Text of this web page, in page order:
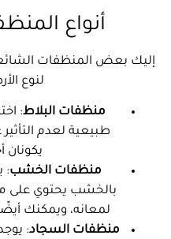
أنواع
إليك بعض المنظفات
لنوع
منظفات البلاط:
طبيعية لعدم
يكونان
منظفات الخشب:
بالخشب يحتوي على
لمعانه، ويمكنك
منظفات السجاد: